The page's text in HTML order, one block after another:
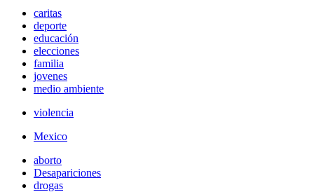
caritas
deporte
educación
elecciones
familia
jovenes
medio ambiente
violencia
Mexico
aborto
Desapariciones
drogas